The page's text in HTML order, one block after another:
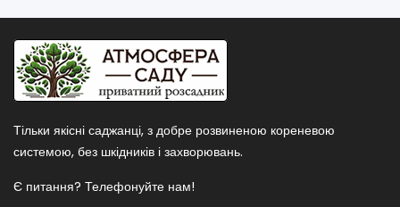
Тільки якісні саджанці, з добре розвиненою кореневою
системою, без шкідників і захворювань.
Є питання? Телефонуйте нам!